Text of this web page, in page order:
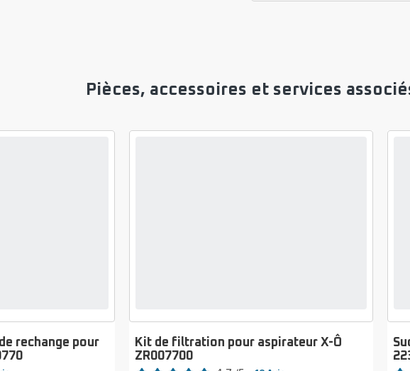
Pièces, accessoires et services
rechange pour
Kit de filtration pour aspirateur X-Ô
ZR007700
Note Note